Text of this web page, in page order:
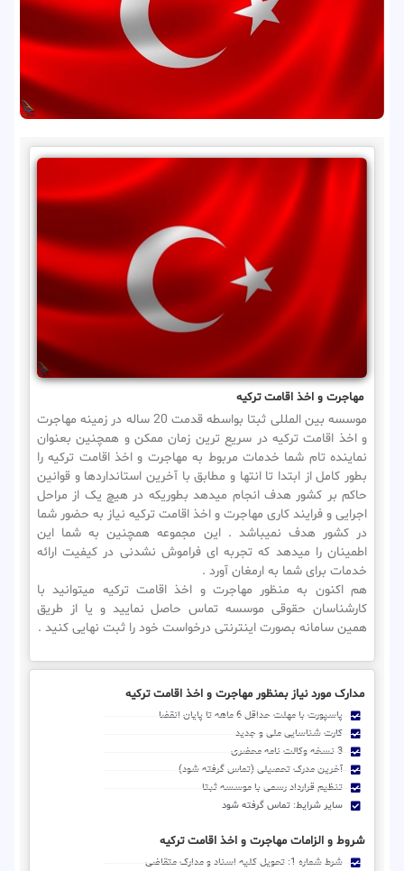
مهاجرت و اخذ اقامت ترکیه
موسسه بین المللی ثبتا بواسطه قدمت 20 ساله در زمینه مهاجرت
و اخذ اقامت ترکیه در سریع ترین زمان ممکن و همچنین بعنوان
نماینده تام شما خدمات مربوط به مهاجرت و اخذ اقامت ترکیه را
بطور کامل از ابتدا تا انتها و مطابق با آخرین استانداردها و قوانین
حاکم بر کشور هدف انجام میدهد بطوریکه در هیچ یک از مراحل
اجرایی و فرایند کاری مهاجرت و اخذ اقامت ترکیه نیاز به حضور شما
در کشور هدف نمیباشد . این مجموعه همچنین به شما این
اطمینان را میدهد که تجربه ای فراموش نشدنی در کیفیت ارائه
خدمات برای شما به ارمغان آورد .
هم اکنون به منظور مهاجرت و اخذ اقامت ترکیه میتوانید با
کارشناسان حقوقی موسسه تماس حاصل نمایید و یا از طریق
همین سامانه بصورت اینترنتی درخواست خود را ثبت نهایی کنید .
مدارک مورد نیاز بمنظور مهاجرت و اخذ اقامت ترکیه
پاسپورت با مهلت حداقل 6 ماهه تا پایان انقضا
کارت شناسایی ملی و جدید
3 نسخه وکالت نامه محضری
آخرین مدرک تحصیلی (تماس گرفته شود)
تنظیم قرارداد رسمی با موسسه ثبتا
سایر شرایط: تماس گرفته شود
شروط و الزامات مهاجرت و اخذ اقامت ترکیه
شرط شماره 1: تحویل کلیه اسناد و مدارک متقاضی